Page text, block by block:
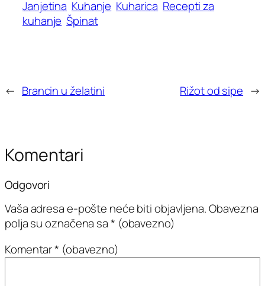
Janjetina Kuhanje Kuharica Recepti za
kuhanje Špinat
← Brancin u želatini Rižot od sipe →
Komentari
Odgovori
Vaša adresa e-pošte neće biti objavljena.Obavezna
polja su označena sa* (obavezno)
Komentar* (obavezno)